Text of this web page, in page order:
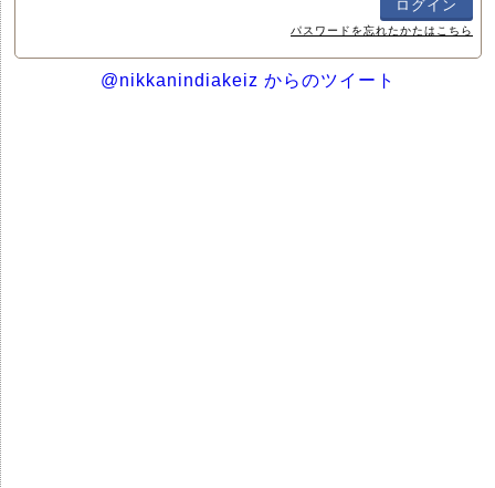
パスワードを忘れたかたはこちら
@nikkanindiakeiz からのツイート